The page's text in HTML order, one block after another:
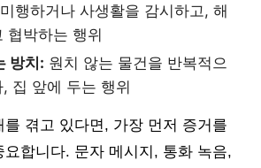
미행하거나 사생활을 감시하고, 해
협박하는 행위
방치: 원치 않는 물건을 반복적으
집 앞에 두는 행위
를 겪고 있다면, 가장 먼저 증거를
요합니다. 문자 메시지, 통화 녹음,